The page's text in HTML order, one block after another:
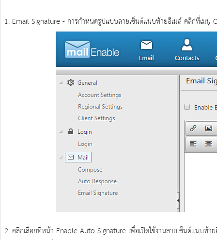
1. Email Signature - การกำหนดรูปแบบลายเซ็นต์แนบท้ายอีเมล์ คลิกที่เม
2. คลิกเลือกที่หน้า Enable Auto Signature เพื่อเปิดใช้งานลายเซ็นต์แนบท้า